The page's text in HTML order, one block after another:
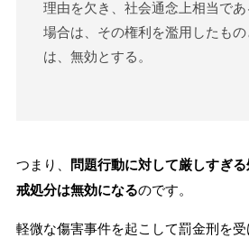
理由を欠き、社会通念上相当で
場合は、その権利を濫用したも
は、無効とする。
つまり、
問題行動に対して厳しすぎ
戒処分は無効になるのです。
軽微な傷害事件を起こして罰金刑を